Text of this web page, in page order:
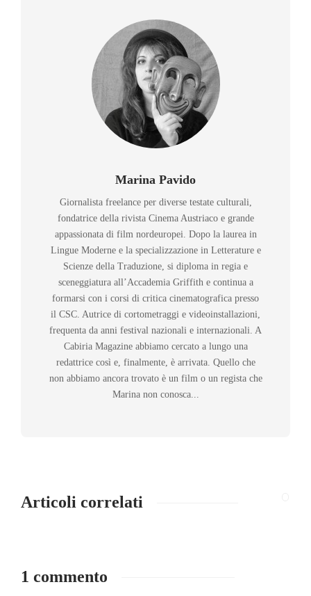
Marina Pavido
Giornalista freelance per diverse testate culturali,
fondatrice della rivista Cinema Austriaco e grande
appassionata di film nordeuropei. Dopo la laurea in
Lingue Moderne e la specializzazione in Letterature e
Scienze della Traduzione, si diploma in regia e
sceneggiatura all’Accademia Griffith e continua a
formarsi con i corsi di critica cinematografica presso
il CSC. Autrice di cortometraggi e videoinstallazioni,
frequenta da anni festival nazionali e internazionali. A
Cabiria Magazine abbiamo cercato a lungo una
redattrice così e, finalmente, è arrivata. Quello che
non abbiamo ancora trovato è un film o un regista che
Marina non conosca...
Articoli correlati
1 commento